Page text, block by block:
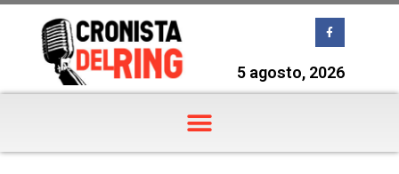
5 agosto, 2026